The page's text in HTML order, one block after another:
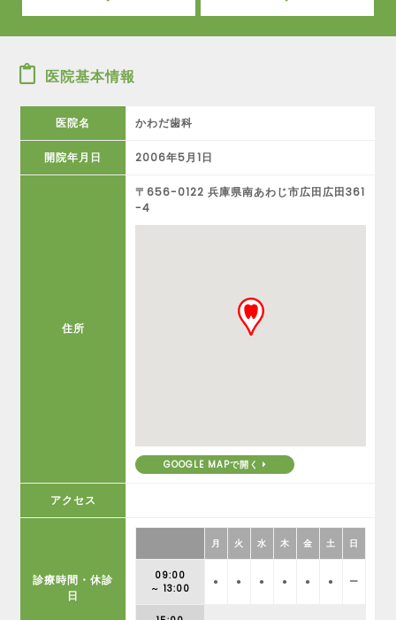
医院基本情報
医院名 かわだ歯科
開院年月日 2006年5月1日
住所
〒656-0122 兵庫県南あわじ市広田広田361
-4
GOOGLE MAPで開く
アクセス
診療時間・休診
日
月 火 水 木 金 土 日
09:00
～ 13:00
● ● ● ● ● ● ー